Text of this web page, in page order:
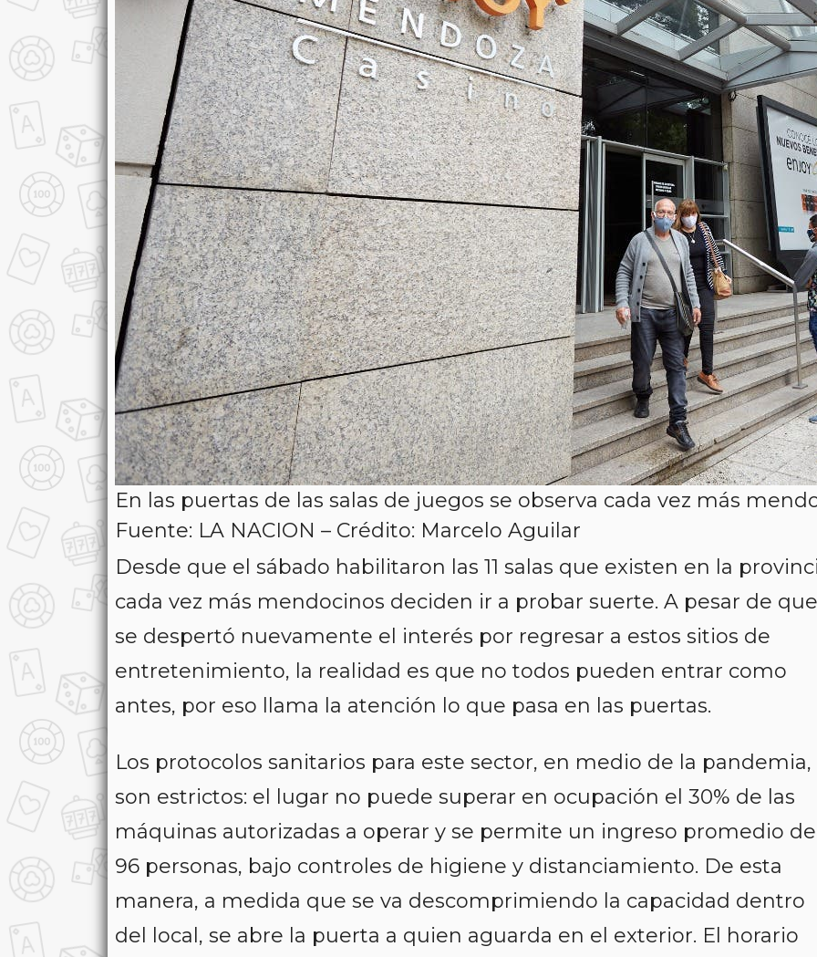
En las puertas de las salas de juegos se observa cada vez más
Fuente: LA NACION – Crédito: Marcelo Aguilar
Desde que el sábado habilitaron las 11 salas que existen en la
cada vez más mendocinos deciden ir a probar suerte. A pesar de que
se despertó nuevamente el interés por regresar a estos sitios de
entretenimiento, la realidad es que no todos pueden entrar como
antes, por eso llama la atención lo que pasa en las puertas.
Los protocolos sanitarios para este sector, en medio de la pandemia,
son estrictos: el lugar no puede superar en ocupación el 30% de las
máquinas autorizadas a operar y se permite un ingreso promedio de
96 personas, bajo controles de higiene y distanciamiento. De esta
manera, a medida que se va descomprimiendo la capacidad dentro
del local, se abre la puerta a quien aguarda en el exterior. El horario